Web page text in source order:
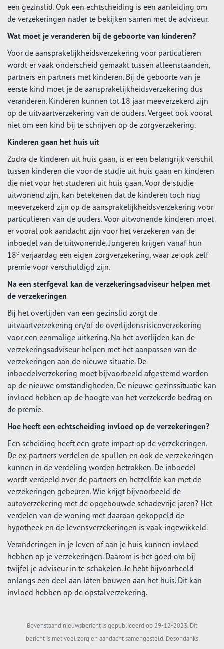
een gezinslid. Ook een echtscheiding is een aanleiding om
de verzekeringen nader te bekijken samen met de adviseur.
Wat moet je veranderen bij de geboorte van kinderen?
Voor de aansprakelijkheidsverzekering voor particulieren
wordt er vaak onderscheid gemaakt tussen alleenstaanden,
partners en partners met kinderen. Bij de geboorte van je
eerste kind moet je de aansprakelijkheidsverzekering dus
veranderen. Kinderen kunnen tot 18 jaar meeverzekerd zijn
op de uitvaartverzekering van de ouders. Vergeet ook vooral
niet om een kind bij te schrijven op de zorgverzekering.
Kinderen gaan het huis uit
Zodra de kinderen uit huis gaan, is er een belangrijk verschil
tussen kinderen die voor de studie uit huis gaan en kinderen
die niet voor het studeren uit huis gaan. Voor de studie
uitwonend zijn, kan betekenen dat de kinderen toch nog
meeverzekerd zijn op de aansprakelijkheidsverzekering voor
particulieren van de ouders. Voor uitwonende kinderen moet
er vooral ook aandacht zijn voor het verzekeren van de
inboedel van de uitwonende. Jongeren krijgen vanaf hun
18e verjaardag een eigen zorgverzekering, waar ze ook zelf
premie voor verschuldigd zijn.
Na een sterfgeval kan de verzekeringsadviseur helpen met
de verzekeringen
Bij het overlijden van een gezinslid zorgt de
uitvaartverzekering en/of de overlijdensrisicoverzekering
voor een eenmalige uitkering. Na het overlijden kan de
verzekeringsadviseur helpen met het aanpassen van de
verzekeringen aan de nieuwe situatie. De
inboedelverzekering moet bijvoorbeeld afgestemd worden
op de nieuwe omstandigheden. De nieuwe gezinssituatie kan
invloed hebben op de hoogte van het verzekerde bedrag en
de premie.
Hoe heeft een echtscheiding invloed op de verzekeringen?
Een scheiding heeft een grote impact op de verzekeringen.
De ex-partners verdelen de spullen en ook de verzekeringen
kunnen in de verdeling worden betrokken. De inboedel
wordt verdeeld over de partners en hetzelfde kan met de
verzekeringen gebeuren. Wie krijgt bijvoorbeeld de
autoverzekering met de opgebouwde schadevrije jaren? Het
verdelen van de woning met daaraan gekoppeld de
hypotheek en de levensverzekeringen is vaak ingewikkeld.
Veranderingen in je leven of aan je huis kunnen invloed
hebben op je verzekeringen. Daarom is het goed om bij
twijfel je adviseur in te schakelen. Je hebt bijvoorbeeld
onlangs een deel aan laten bouwen aan het huis. Dit kan
invloed hebben op de opstalverzekering.
Bovenstaand nieuwsbericht is gepubliceerd op 29-12-2023. Dit
bericht is met veel zorg en aandacht samengesteld. Desondanks